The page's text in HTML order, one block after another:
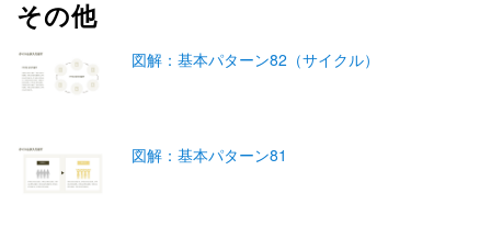
その他
図解：基本パターン82（サイクル）
図解：基本パターン81